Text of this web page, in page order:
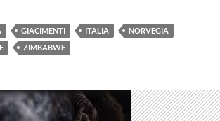
GIACIMENTI ITALIA
NORVEGIA
ZIMBABWE